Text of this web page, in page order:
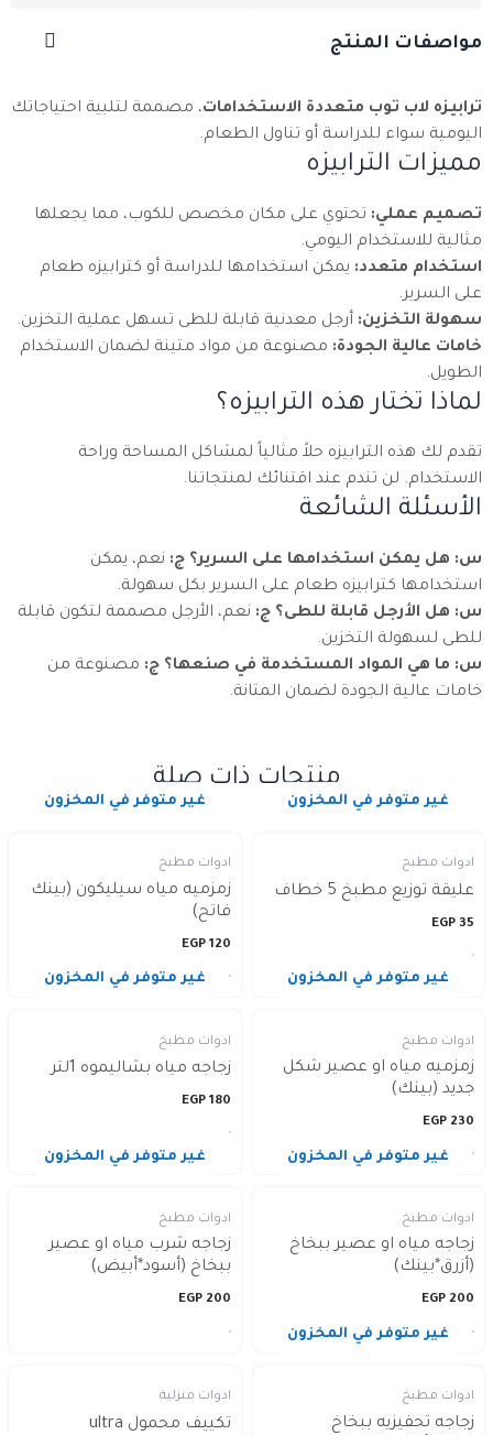
مواصفات المنتج
ترابيزه لاب توب متعددة الاستخدامات، مصممة لتلبية احتياجاتك
اليومية سواء للدراسة أو تناول الطعام.
مميزات الترابيزه
تصميم عملي: تحتوي على مكان مخصص للكوب، مما يجعلها
مثالية للاستخدام اليومي.
استخدام متعدد: يمكن استخدامها للدراسة أو كترابيزه طعام
على السرير.
سهولة التخزين: أرجل معدنية قابلة للطى تسهل عملية التخزين.
خامات عالية الجودة: مصنوعة من مواد متينة لضمان الاستخدام
الطويل.
لماذا تختار هذه الترابيزه؟
تقدم لك هذه الترابيزه حلاً مثالياً لمشاكل المساحة وراحة
الاستخدام. لن تندم عند اقتنائك لمنتجاتنا.
الأسئلة الشائعة
س: هل يمكن استخدامها على السرير؟ ج: نعم، يمكن
استخدامها كترابيزه طعام على السرير بكل سهولة.
س: هل الأرجل قابلة للطى؟ ج: نعم، الأرجل مصممة لتكون قابلة
للطى لسهولة التخزين.
س: ما هي المواد المستخدمة في صنعها؟ ج: مصنوعة من
خامات عالية الجودة لضمان المتانة.
منتجات ذات صلة
غير متوفر في المخزون
ادوات مطبخ
عليقة توزيع مطبخ 5 خطاف
35
EGP
غير متوفر في المخزون
ادوات مطبخ
زمزميه مياه سيليكون (بينك
فاتح)
120
EGP
غير متوفر في المخزون
ادوات مطبخ
زمزميه مياه او عصير شكل
جديد (بينك)
230
EGP
غير متوفر في المخزون
ادوات مطبخ
زجاجه مياه بشاليموه 1لتر
180
EGP
غير متوفر في المخزون
ادوات مطبخ
زجاجه مياه او عصير ببخاخ
(أزرق*بينك)
200
EGP
غير متوفر في المخزون
ادوات مطبخ
زجاجه شرب مياه او عصير
ببخاخ (أسود*أبيض)
200
EGP
غير متوفر في المخزون
ادوات مطبخ
زجاجه تحفيزيه ببخاخ
ادوات منزلية
تكييف محمول ultra